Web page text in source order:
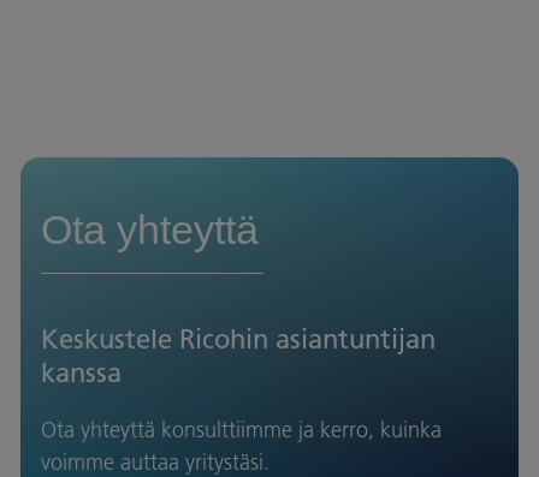
Ota yhteyttä
Keskustele Ricohin asiantuntijan
kanssa
Ota yhteyttä konsulttiimme ja kerro, kuinka
voimme auttaa yritystäsi.